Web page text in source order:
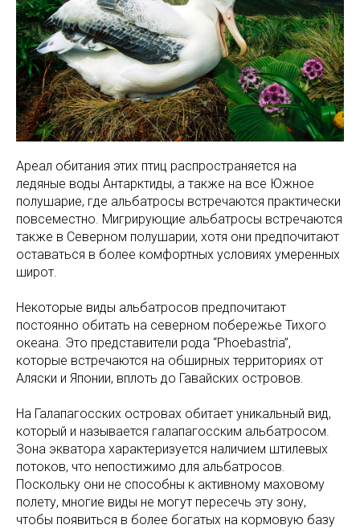
Ареал обитания этих птиц распространяется на
ледяные воды Антарктиды, а также на все Южное
полушарие, где альбатросы встречаются практически
повсеместно. Мигрирующие альбатросы встречаются
также в Северном полушарии, хотя они предпочитают
оставаться в более комфортных условиях умеренных
широт.
Некоторые виды альбатросов предпочитают
постоянно обитать на северном побережье Тихого
океана. Это представители рода “Phoebastria”,
которые встречаются на обширных территориях от
Аляски и Японии, вплоть до Гавайских островов.
На Галапагосских островах обитает уникальный вид,
который и называется галапагосским альбатросом.
Зона экватора характеризуется наличием штилевых
потоков, что непостижимо для альбатросов.
Поскольку они не способны к активному маховому
полету, многие виды не могут пересечь эту зону,
чтобы появиться в более богатых на кормовую базу